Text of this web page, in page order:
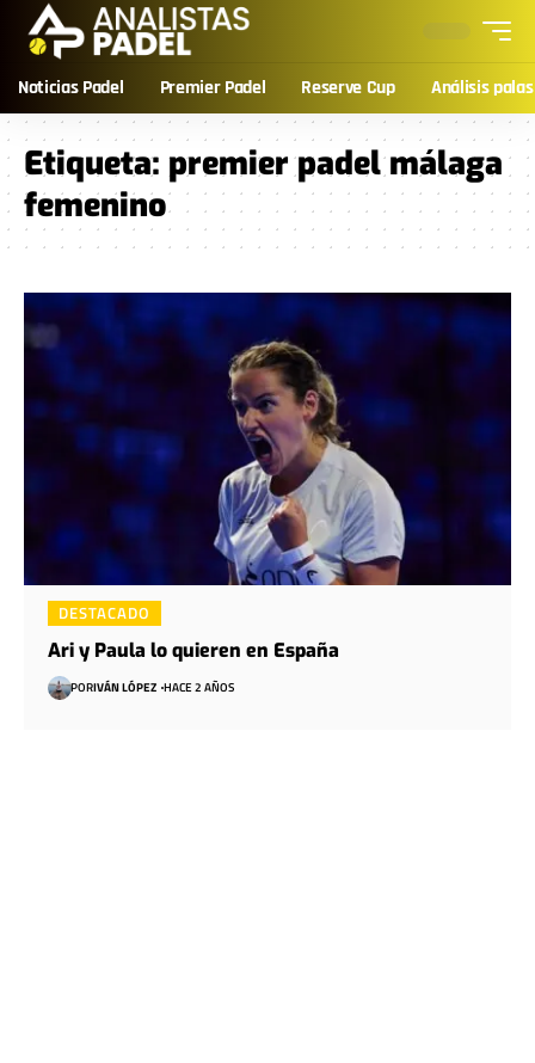
Noticias Padel Premier Padel Reserve Cup Análisis palas
Etiqueta: premier padel málaga
femenino
DESTACADO
Ari y Paula lo quieren en España
PORIVÁN LÓPEZ HACE 2 AÑOS